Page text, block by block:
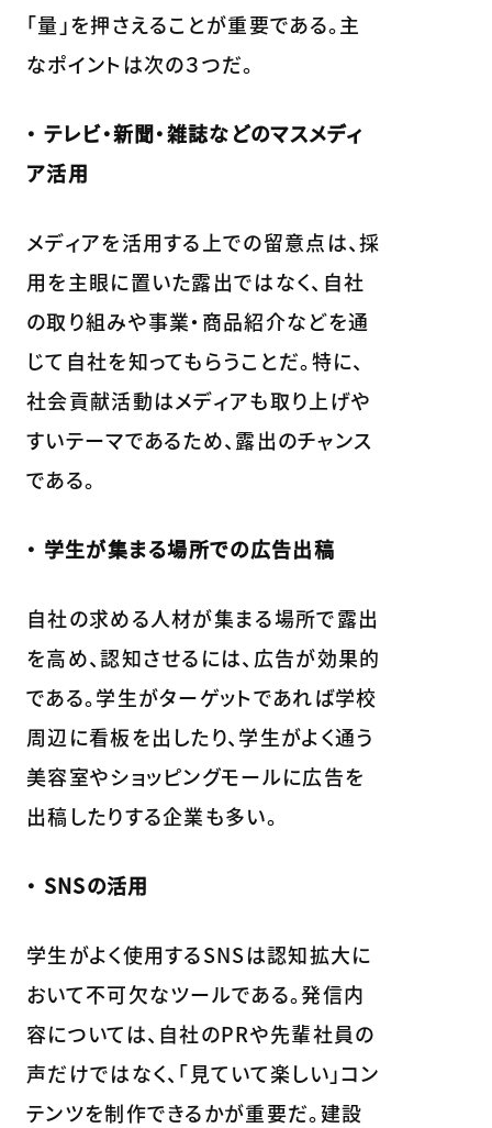
「量」を押さえることが重要である。主
なポイントは次の３つだ。
・ テレビ・新聞・雑誌などのマスメディ
ア活用
メディアを活用する上での留意点は、採
用を主眼に置いた露出ではなく、自社
の取り組みや事業・商品紹介などを通
じて自社を知ってもらうことだ。特に、
社会貢献活動はメディアも取り上げや
すいテーマであるため、露出のチャンス
である。
・ 学生が集まる場所での広告出稿
自社の求める人材が集まる場所で露出
を高め、認知させるには、広告が効果的
である。学生がターゲットであれば学校
周辺に看板を出したり、学生がよく通う
美容室やショッピングモールに広告を
出稿したりする企業も多い。
・ SNSの活用
学生がよく使用するSNSは認知拡大に
おいて不可欠なツールである。発信内
容については、自社のPRや先輩社員の
声だけではなく、「見ていて楽しい」コン
テンツを制作できるかが重要だ。建設